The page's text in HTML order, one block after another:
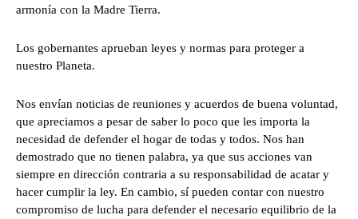
armonía con la Madre Tierra.
Los gobernantes aprueban leyes y normas para proteger a
nuestro Planeta.
Nos envían noticias de reuniones y acuerdos de buena voluntad,
que apreciamos a pesar de saber lo poco que les importa la
necesidad de defender el hogar de todas y todos. Nos han
demostrado que no tienen palabra, ya que sus acciones van
siempre en dirección contraria a su responsabilidad de acatar y
hacer cumplir la ley. En cambio, sí pueden contar con nuestro
compromiso de lucha para defender el necesario equilibrio de la